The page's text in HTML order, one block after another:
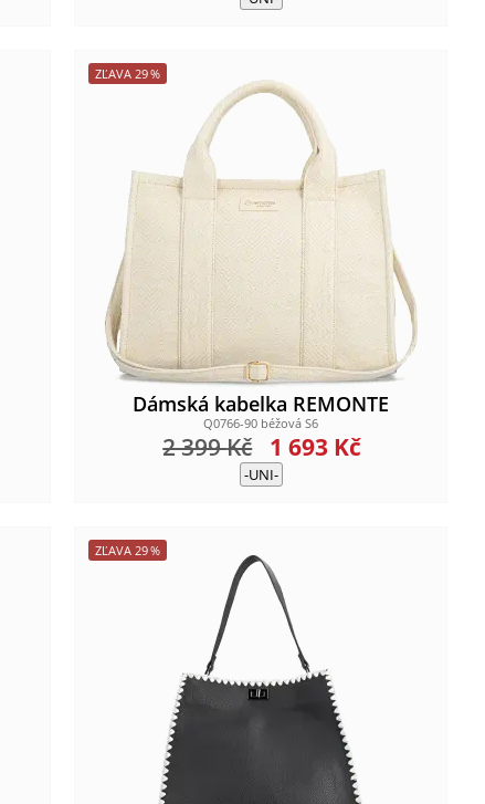
ZĽAVA 29%
Dámská kabelka REMONTE
Q0766-90 béžová S6
1 693 Kč
2 399Kč
-UNI-
ZĽAVA 29%